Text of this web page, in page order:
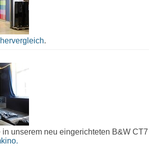
.
unserem neu eingerichteten B&W CT7